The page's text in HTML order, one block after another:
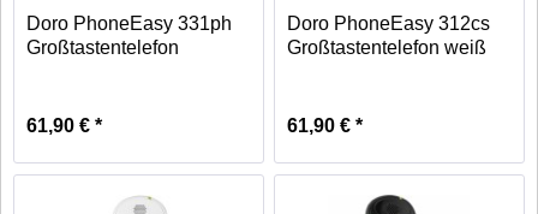
Doro PhoneEasy 331ph
Großtastentelefon
61,90 € *
Doro PhoneEasy 312cs
Großtastentelefon weiß
61,90 € *